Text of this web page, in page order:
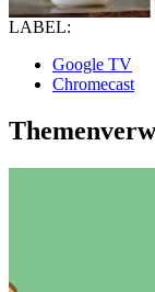
LABEL:
Google TV
Chromecast